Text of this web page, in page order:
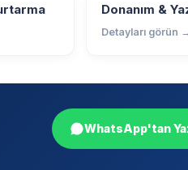
Donanım &
Detayları görün
WhatsApp'tan